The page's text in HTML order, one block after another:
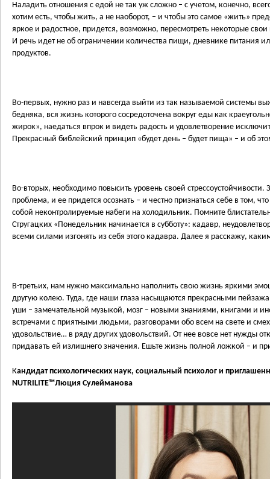
Наладить отношения с едой не так уж сложно – с учетом, конечно,
хотим есть, чтобы жить, а не наоборот, – и чтобы это самое «жить»
яркое и радостное, придется, возможно, пересмотреть некоторые
И речь идет не об ограничении количества пищи, дневнике питания
продуктов.
Во-первых, нужно раз и навсегда выйти из так называемой системы
бедняка, вся жизнь которого сосредоточена вокруг еды как
жирок», наедаться впрок и видеть радость и удовлетворение
Прекрасный библейский принцип «будет день – будет пища» – и об
Во-вторых, необходимо повысить уровень своей стрессоустойчивости.
проблема, и ее придется осознать – и честно признаться себе в том, что
собой неконтролируемые набеги на холодильник. Помните
Стругацких «Понедельник начинается в субботу»: кадавр,
всеми силами изгонять из себя этого кадавра. Далее я расскажу,
В-третьих, нам нужно максимально наполнить свою жизнь яркими
другую колею. Туда, где наши глаза насыщаются прекрасными
уши – замечательной музыкой, мозг – новыми знаниями, книгами и
встречами с приятными людьми, разговорами обо всем на свете и
удовольствие… в ряду других удовольствий. От нее вовсе нет нужды
придавать ей излишнего значения. Ешьте жизнь полной ложкой – и
Кандидат психологических наук, социальный психолог и
NUTRILITE™Люция Сулейманова